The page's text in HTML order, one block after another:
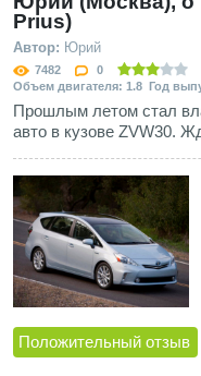
Prius)
Автор: Юрий
7482 0
Объем двигателя: 1.8 Год
Прошлым летом стал
авто в кузове ZVW30.
Положительный отзыв